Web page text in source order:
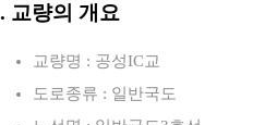
교량의 개요
교량명 : 공성IC교
도로종류 : 일반국도